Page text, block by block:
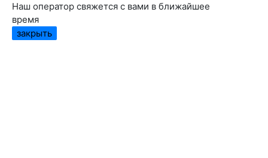
Наш оператор свяжется с вами в ближайшее
время
закрыть